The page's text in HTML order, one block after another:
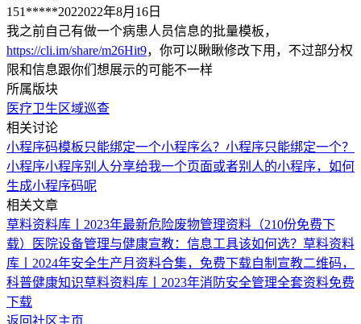
151*****2022022年8月16日
我之前自己有做一个病患人员信息的批量模板，
https://cli.im/share/m26Hit9，你可以瞅瞅修改下用，不过部分权
限和信息跟你们想展示的可能不一样
所属版块
医疗卫生 区域巡查
相关讨论
小程序码模板只能绑定一个小程序么？ 小程序只能绑定一个？
小程序小程序别人分享给我一个页面或者别人的小程序，如何
生成小程序码呢
相关文章
草料资料库丨2023年最新危险废物管理资料（210份免费下
载）
医院设备管理与健康宣教：信息工具该如何选？ 草料资料
库丨2024年安全生产月资料合集，免费下载自制宣教二维码，
科普健康知识草料资料库丨2023年消防安全管理全套资料免费
下载
返回社区主页